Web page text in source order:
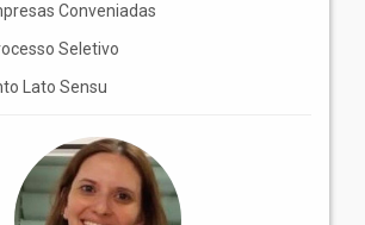
Conveniadas
Seletivo
Lato Sensu